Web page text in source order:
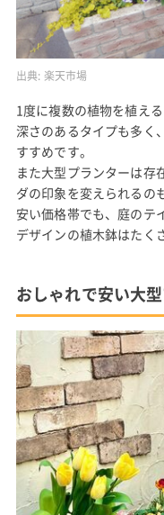
出典: 楽天市場
1度に複数の植物を植え
深さのあるタイプも多く
すすめです。
また大型プランターは存
ダの印象を変えられるの
安い価格帯でも、庭のテ
デザインの植木鉢はたく
おしゃれで安い大